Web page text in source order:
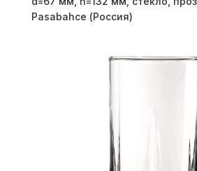
Pasabahce (Россия)